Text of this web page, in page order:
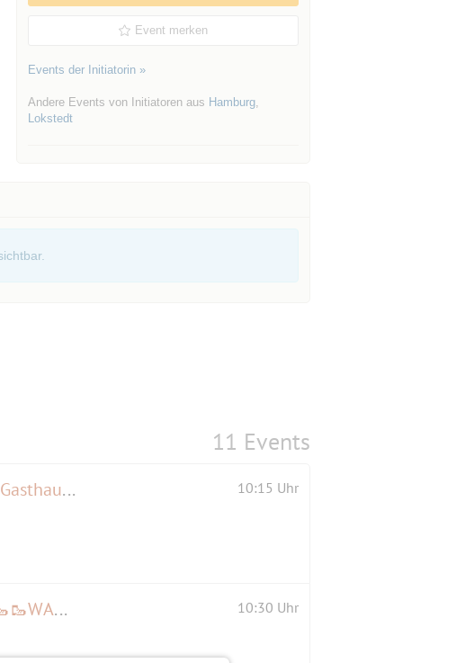
Event merken
Events der Initiatorin »
Andere Events von Initiatoren aus Hamburg,
Lokstedt
11 Events
Herbstwanderung in die schöne "MÄRKISCHE SCHWEIZ" und historisches Gasthaus "STOBBERMÜHLE" 10:15 Uhr
🥾🥾 jetzt 🍁 🍂 🍁 lockt wieder die HAVEL mit ihren weiten Ausblicken, 🥾🥾WANDERN am Ufer👫👫👫 10:30 Uhr